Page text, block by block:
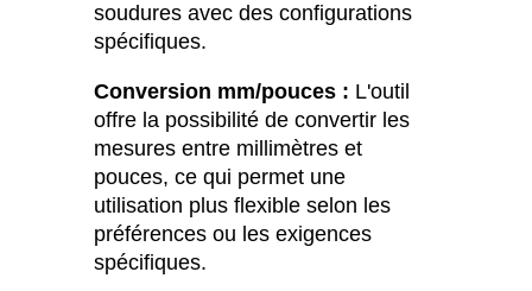
soudures avec des configurations
spécifiques.
Conversion mm/pouces : L'outil
offre la possibilité de convertir les
mesures entre millimètres et
pouces, ce qui permet une
utilisation plus flexible selon les
préférences ou les exigences
spécifiques.